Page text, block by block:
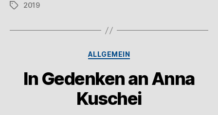
2019
ALLGEMEIN
In Gedenken an Anna
Kuschei